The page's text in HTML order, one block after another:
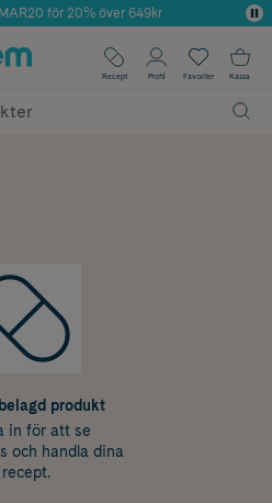
för 20% över 649kr
Fri frakt
på alla köp*
Recept Profil Favoriter Kassa
produkt
in för att se
och handla dina
recept.